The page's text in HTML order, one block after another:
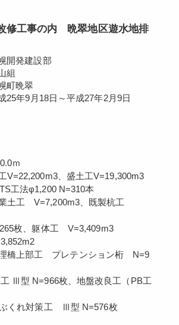
修工事の内 晩翠地区遊水地排
開発建設部
組
町晩翠
25年9月18日～平成27年2月9日
ｍ
、盛土工V=19,300m3
工法φ1,200 N=310本
土工 V=7,200m3、既製杭工
枚、躯体工 V=3,409m3
橋上部工 プレテンション桁 N=9
Ⅲ型 N=966枚、地盤改良工（PB工
くれ対策工 Ⅲ型 N=576枚